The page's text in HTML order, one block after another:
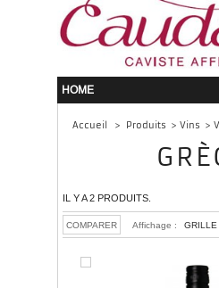
HOME
Accueil > Produits > Vins >
IL Y A 2 PRODUITS.
Affichage : GRILLE